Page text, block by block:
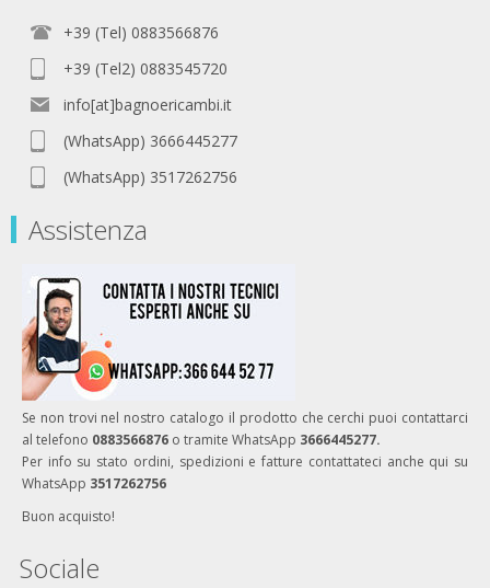
+39 (Tel) 0883566876
+39 (Tel2) 0883545720
info[at]bagnoericambi.it
(WhatsApp) 3666445277
(WhatsApp) 3517262756
Assistenza
Se non trovi nel nostro catalogo il prodotto che cerchi puoi contattarci
al telefono 0883566876 o tramite WhatsApp 3666445277.
Per info su stato ordini, spedizioni e fatture contattateci anche qui su
WhatsApp 3517262756
Buon acquisto!
Sociale